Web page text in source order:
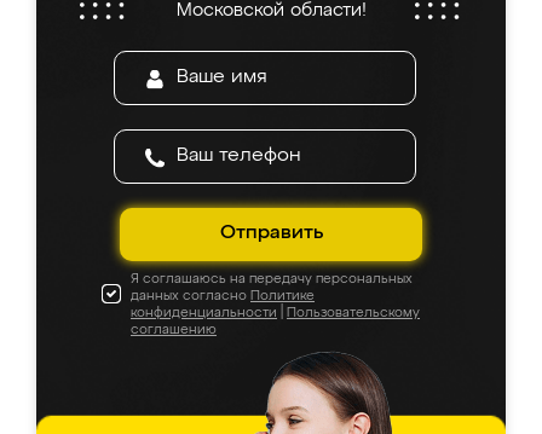
Московской области!
Отправить
Я соглашаюсь на передачу персональных
данных согласно Политике
конфиденциальности
Пользовательскому
соглашению